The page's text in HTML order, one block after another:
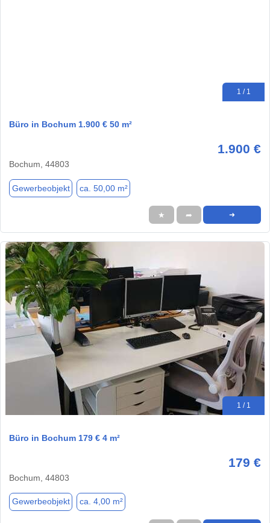
1 / 1
Büro in Bochum 1.900 € 50 m²
1.900 €
Bochum, 44803
Gewerbeobjekt ca. 50,00 m²
★ ➦ ➜
1 / 1
Büro in Bochum 179 € 4 m²
179 €
Bochum, 44803
Gewerbeobjekt ca. 4,00 m²